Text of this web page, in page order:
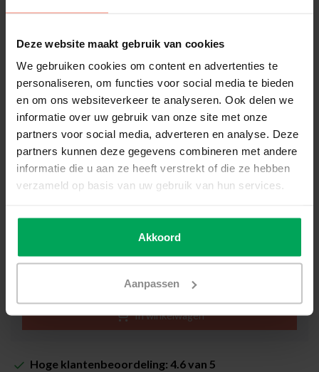
Deze website maakt gebruik van cookies
We gebruiken cookies om content en advertenties te
personaliseren, om functies voor social media te bieden
en om ons websiteverkeer te analyseren. Ook delen we
informatie over uw gebruik van onze site met onze
partners voor social media, adverteren en analyse. Deze
partners kunnen deze gegevens combineren met andere
informatie die u aan ze heeft verstrekt of die ze hebben
verzameld op basis van uw gebruik van hun services.
Akkoord
Aanpassen
100cm
100cm
Hoe meet ik mijn ruit op?
Totaalprijs (Incl. 21% BTW & Snijkosten):
€39,00
Inclusief Scalasol® ZekerMonteren Garantie
Levertijd: 1-3 werkdagen
In winkelwagen
Hoge klantenbeoordeling: 4.6 van 5